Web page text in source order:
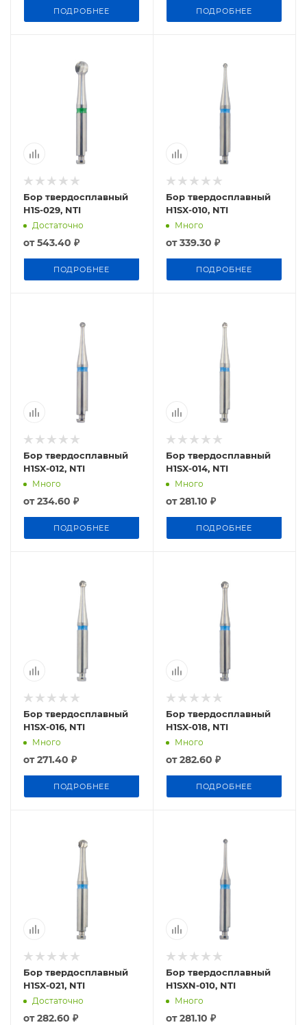
ПОДРОБНЕЕ ПОДРОБНЕЕ
Бор твердосплавный
H1S-029, NTI
Достаточно
от543.40 ₽
ПОДРОБНЕЕ
Бор твердосплавный
H1SX-010, NTI
Много
от339.30 ₽
ПОДРОБНЕЕ
Бор твердосплавный
H1SX-012, NTI
Много
от234.60 ₽
ПОДРОБНЕЕ
Бор твердосплавный
H1SX-014, NTI
Много
от281.10 ₽
ПОДРОБНЕЕ
Бор твердосплавный
H1SX-016, NTI
Много
от271.40 ₽
ПОДРОБНЕЕ
Бор твердосплавный
H1SX-018, NTI
Много
от282.60 ₽
ПОДРОБНЕЕ
Бор твердосплавный
H1SX-021, NTI
Достаточно
от282.60 ₽
Бор твердосплавный
H1SXN-010, NTI
Много
от281.10 ₽